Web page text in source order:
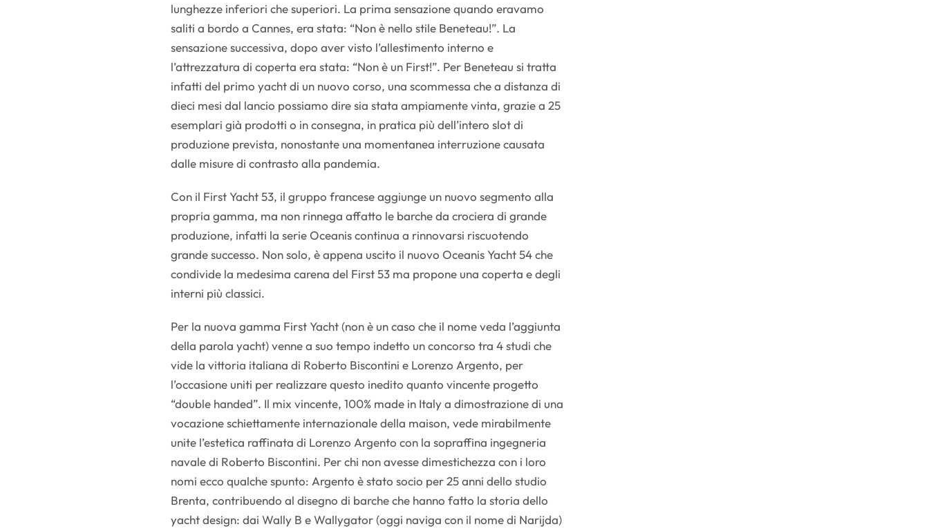
lunghezze inferiori che superiori. La prima sensazione quando eravamo
saliti a bordo a Cannes, era stata: “Non è nello stile Beneteau!”. La
sensazione successiva, dopo aver visto l’allestimento interno e
l’attrezzatura di coperta era stata: “Non è un First!”. Per Beneteau si tratta
infatti del primo yacht di un nuovo corso, una scommessa che a distanza di
dieci mesi dal lancio possiamo dire sia stata ampiamente vinta, grazie a 25
esemplari già prodotti o in consegna, in pratica più dell’intero slot di
produzione prevista, nonostante una momentanea interruzione causata
dalle misure di contrasto alla pandemia.
Con il First Yacht 53, il gruppo francese aggiunge un nuovo segmento alla
propria gamma, ma non rinnega affatto le barche da crociera di grande
produzione, infatti la serie Oceanis continua a rinnovarsi riscuotendo
grande successo. Non solo, è appena uscito il nuovo Oceanis Yacht 54 che
condivide la medesima carena del First 53 ma propone una coperta e degli
interni più classici.
Per la nuova gamma First Yacht (non è un caso che il nome veda l’aggiunta
della parola yacht) venne a suo tempo indetto un concorso tra 4 studi che
vide la vittoria italiana di Roberto Biscontini e Lorenzo Argento, per
l’occasione uniti per realizzare questo inedito quanto vincente progetto
“double handed”. Il mix vincente, 100% made in Italy a dimostrazione di una
vocazione schiettamente internazionale della maison, vede mirabilmente
unite l’estetica raffinata di Lorenzo Argento con la sopraffina ingegneria
navale di Roberto Biscontini. Per chi non avesse dimestichezza con i loro
nomi ecco qualche spunto: Argento è stato socio per 25 anni dello studio
Brenta, contribuendo al disegno di barche che hanno fatto la storia dello
yacht design: dai Wally B e Wallygator (oggi naviga con il nome di Narijda)